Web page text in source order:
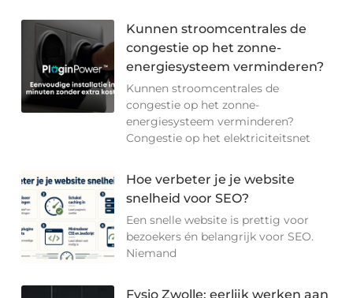
Kunnen stroomcentrales de
congestie op het zonne-
energiesysteem verminderen?
Kunnen stroomcentrales de
congestie op het zonne-
energiesysteem verminderen?
Congestie op het elektriciteitsnet
Hoe verbeter je je website
snelheid voor SEO?
Een snelle website is prettig voor
bezoekers én belangrijk voor SEO.
Niemand
Fysio Zwolle: eerlijk werken aan